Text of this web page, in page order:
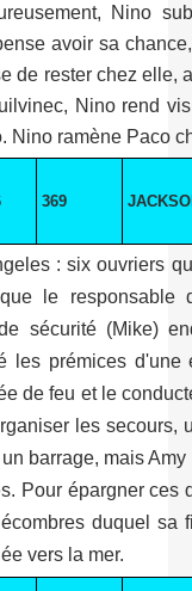
Nino
avoir sa
de rester chez elle,
Nino rend
Nino ramène Paco
369
: six ouvriers
le responsable
sécurité (Mike)
les prémices
de feu et le
les secours,
barrage, mais
Pour épargner
duquel
vers la mer.